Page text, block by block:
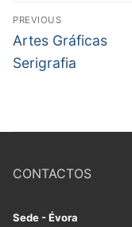
Formação
Área de Sócios
Navegação
de
artigos
PREVIOUS
Previous
post:
Artes Gráficas
Serigrafia
CONTACTOS
Sede - Évora